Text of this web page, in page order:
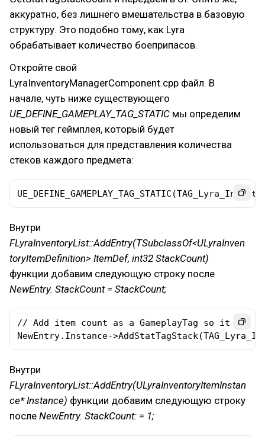
аккуратно, без лишнего вмешательства в базовую
структуру. Это подобно тому, как Lyra
обрабатывает количество боеприпасов.
Откройте свой
LyraInventoryManagerComponent.cpp файл. В
начале, чуть ниже существующего
UE_DEFINE_GAMEPLAY_TAG_STATIC мы определим
новый тег геймплея, который будет
использоваться для представления количества
стеков каждого предмета:
Внутри
FLyraInventoryList::AddEntry(TSubclassOf<ULyraInven
toryItemDefinition> ItemDef, int32 StackCount)
функции добавим следующую строку после
NewEntry. StackCount = StackCount;
// Add item count as a GameplayTag so it can
NewEntry.Instance-
Внутри
FLyraInventoryList::AddEntry(ULyraInventoryItemInstan
ce* Instance) функции добавим следующую строку
после NewEntry. StackCount: = 1;